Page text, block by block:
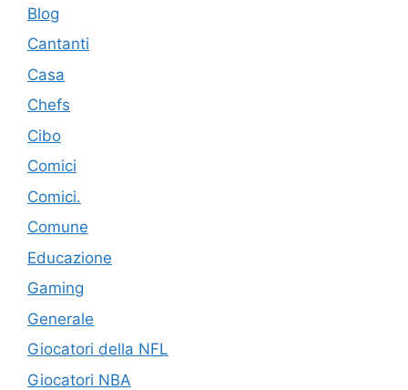
Blog
Cantanti
Casa
Chefs
Cibo
Comici
Comici.
Comune
Educazione
Gaming
Generale
Giocatori della NFL
Giocatori NBA